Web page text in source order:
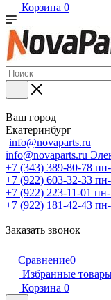
Корзина 0
Ваш город
Екатеринбург
info@novaparts.ru
info@novaparts.ru
+7 (343) 389-80-78
+7 (922) 603-32-33
+7 (922) 223-11-01
+7 (922) 181-42-43
Заказать звонок
Сравнение0
Избранные
Корзина 0